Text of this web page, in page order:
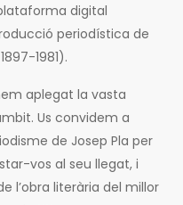
digital
periodística de
1981).
aplegat la vasta
Us convidem a
de Josep Pla per
vos al seu llegat, i
l’obra literària del millor